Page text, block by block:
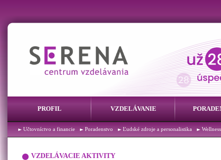
PROFIL VZDELÁVANIE
Účtovníctvo a financie Poradenstvo Ľudské zdroje a personalistika
VZDELÁVACIE AKTIVITY